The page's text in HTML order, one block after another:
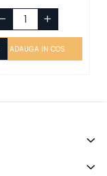
ADAUGA IN COS